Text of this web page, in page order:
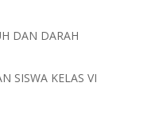
DAN DARAH
SISWA KELAS VI